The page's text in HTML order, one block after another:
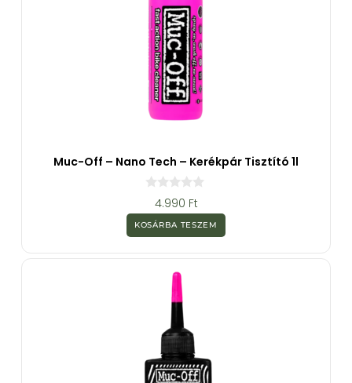
Muc-Off – Nano Tech – Kerékpár Tisztító 1l
z
5
b
4.990 Ft
KOSÁRBA TESZEM